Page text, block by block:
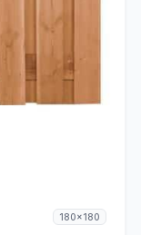
180x180